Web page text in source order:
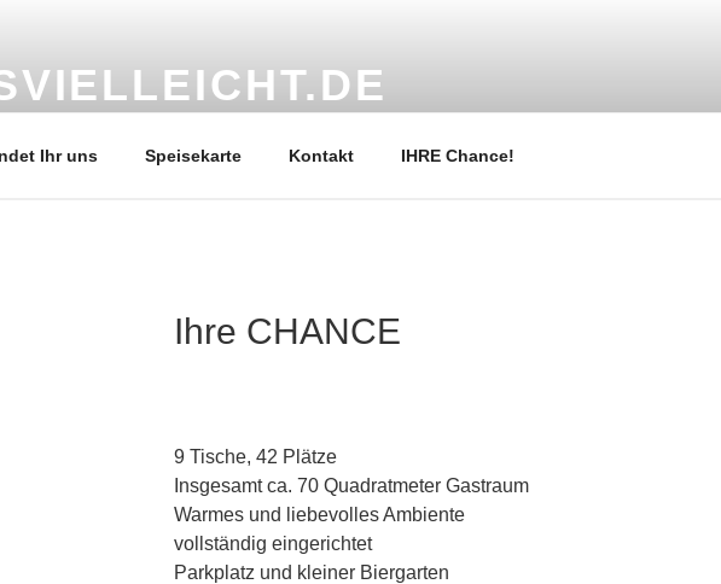
Ihr uns Speisekarte Kontakt IHRE Chance!
Ihre CHANCE
9 Tische, 42 Plätze
Insgesamt ca. 70 Quadratmeter Gastraum
Warmes und liebevolles Ambiente
vollständig eingerichtet
Parkplatz und kleiner Biergarten